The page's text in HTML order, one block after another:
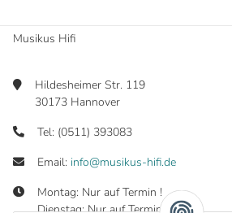
Musikus Hifi
Hildesheimer Str. 119
30173 Hannover
Tel: (0511) 393083
Email: info@musikus-hifi.de
Montag: Nur auf Termin !
Dienstag: Nur auf Termin !